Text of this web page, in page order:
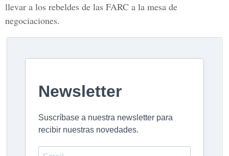
llevar a los rebeldes de las FARC a la mesa de
negociaciones.